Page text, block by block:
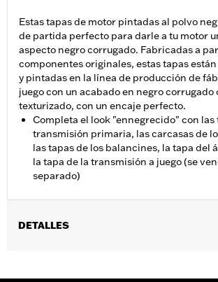
Estas tapas de motor pintadas al polvo
de partida perfecto para darle a tu motor
aspecto negro corrugado. Fabricadas a
componentes originales, estas tapas
y pintadas en la línea de producción de
juego con un acabado en negro corrugado
texturizado, con un encaje perfecto.
Completa el look "ennegrecido" con las
transmisión primaria, las carcasas de
las tapas de los balancines, la tapa del
la tapa de la transmisión a juego (se
separado)
DETALLES